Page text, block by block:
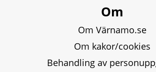
Om
Om Värnamo.se
Om kakor/cookies
Behandling av